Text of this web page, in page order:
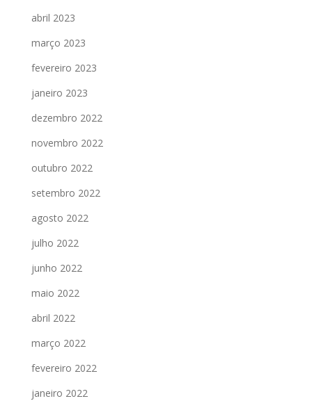
abril 2023
março 2023
fevereiro 2023
janeiro 2023
dezembro 2022
novembro 2022
outubro 2022
setembro 2022
agosto 2022
julho 2022
junho 2022
maio 2022
abril 2022
março 2022
fevereiro 2022
janeiro 2022